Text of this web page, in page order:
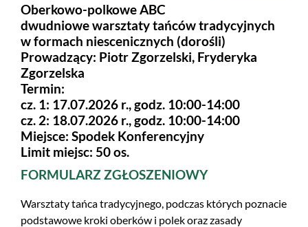
Oberkowo-polkowe ABC
dwudniowe warsztaty tańców tradycyjnych
w formach niescenicznych (dorośli)
Prowadzący: Piotr Zgorzelski, Fryderyka
Zgorzelska
Termin:
cz. 1: 17.07.2026 r., godz. 10:00-14:00
cz. 2: 18.07.2026 r., godz. 10:00-14:00
Miejsce: Spodek Konferencyjny
Limit miejsc: 50 os.
FORMULARZ ZGŁOSZENIOWY
Warsztaty tańca tradycyjnego, podczas których poznacie
podstawowe kroki oberków i polek oraz zasady